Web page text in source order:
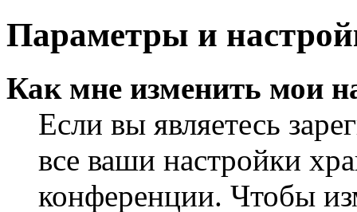
Параметры и
Как мне изменить мои
Если вы являетесь
все ваши настройки
конференции. Чтобы